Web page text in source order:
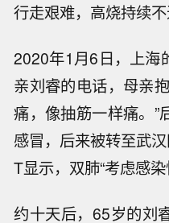
行走艰难，高烧持续不
2020年1月6日，上海
亲刘睿的电话，母亲
痛，像抽筋一样痛。”
感冒，后来被转至武
T显示，双肺“考虑感染
约十天后，65岁的刘